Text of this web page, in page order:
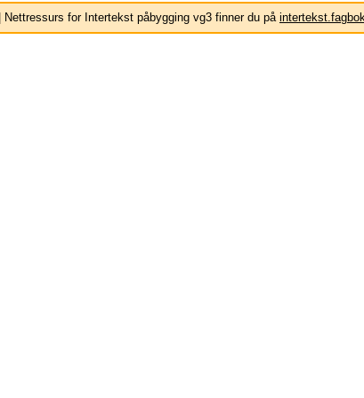
| Nettressurs for Intertekst påbygging vg3 finner du på